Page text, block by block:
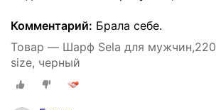
Комментарий: Брала себе.
Товар — Шарф Sela для
size, черный